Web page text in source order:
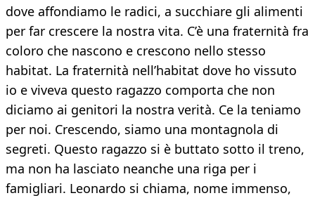
dove affondiamo le radici, a succhiare gli alimenti
per far crescere la nostra vita. C’è una fraternità fra
coloro che nascono e crescono nello stesso
habitat. La fraternità nell’habitat dove ho vissuto
io e viveva questo ragazzo comporta che non
diciamo ai genitori la nostra verità. Ce la teniamo
per noi. Crescendo, siamo una montagnola di
segreti. Questo ragazzo si è buttato sotto il treno,
ma non ha lasciato neanche una riga per i
famigliari. Leonardo si chiama, nome immenso,